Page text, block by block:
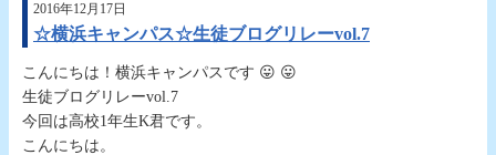
2016年12月17日
☆横浜キャンパス☆生徒ブログリレーvol.7
こんにちは！横浜キャンパスです 😛 😛
生徒ブログリレーvol.7
今回は高校1年生K君です。
こんにちは。